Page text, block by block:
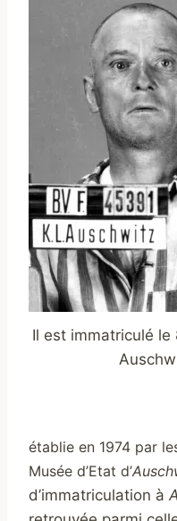
Il est immatriculé le
établie en 1974 par
Musée d’Etat d’
d’immatriculation à